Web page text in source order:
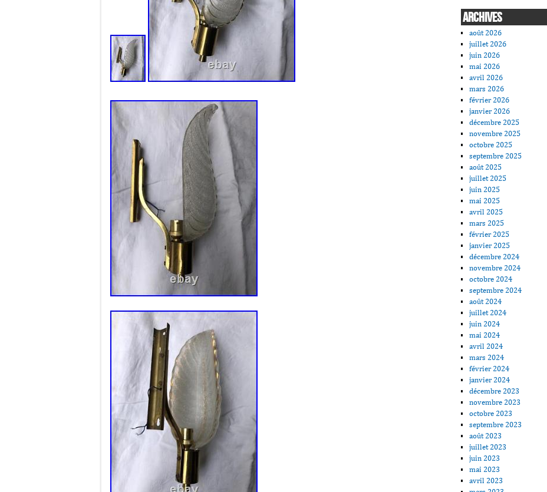
ARCHIVES
août 2026
juillet 2026
juin 2026
mai 2026
avril 2026
mars 2026
février 2026
janvier 2026
décembre 2025
novembre 2025
octobre 2025
septembre 2025
août 2025
juillet 2025
juin 2025
mai 2025
avril 2025
mars 2025
février 2025
janvier 2025
décembre 2024
novembre 2024
octobre 2024
septembre 2024
août 2024
juillet 2024
juin 2024
mai 2024
avril 2024
mars 2024
février 2024
janvier 2024
décembre 2023
novembre 2023
octobre 2023
septembre 2023
août 2023
juillet 2023
juin 2023
mai 2023
avril 2023